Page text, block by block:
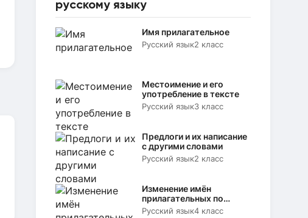
русскому языку
Имя прилагательное
Русский язык2 класс
Местоимение и его
употребление в тексте
Русский язык3 класс
Предлоги и их написание
с другими словами
Русский язык2 класс
Изменение имён
прилагательных по
родам и числам
Русский язык4 класс